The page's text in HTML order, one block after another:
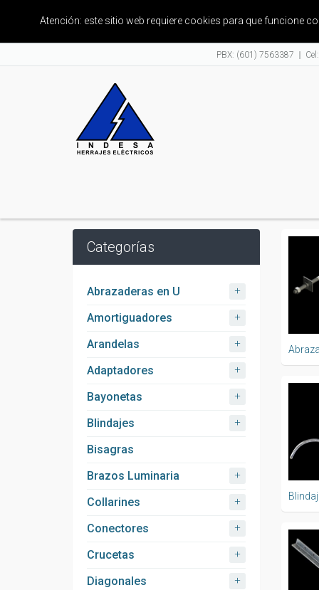
Atención: este sitio web requiere cookies para que funcione
PBX: (601) 7563387
Categorías
Abrazaderas en U +
Amortiguadores +
Arandelas +
Adaptadores +
Bayonetas +
Blindajes +
Bisagras
Brazos Luminaria
+
Collarines +
Conectores +
Crucetas +
Diagonales +